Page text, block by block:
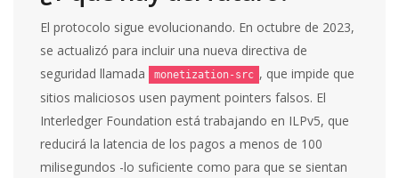
El protocolo sigue evolucionando. En octubre de 2023,
se actualizó para incluir una nueva directiva de
seguridad llamada
monetization-src , que impide que
sitios maliciosos usen payment pointers falsos. El
Interledger Foundation está trabajando en ILPv5, que
reducirá la latencia de los pagos a menos de 100
milisegundos -lo suficiente como para que se sientan